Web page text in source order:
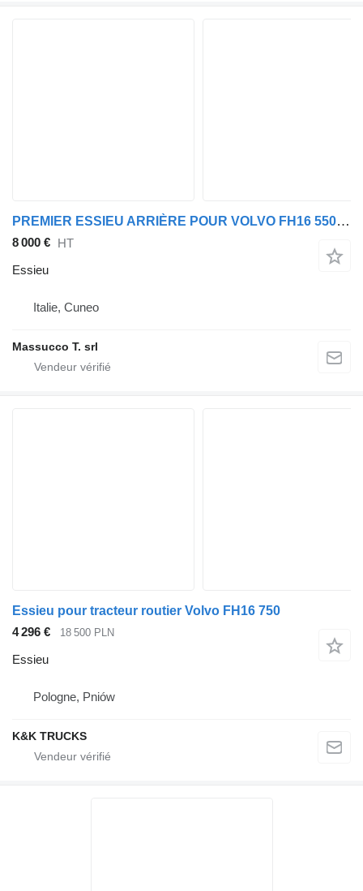
PREMIER ESSIEU ARRIÈRE POUR VOLVO FH16 550 6x4 pour tracteur routier Volvo FH16 550 6x4
8 000 € HT
Essieu
Italie, Cuneo
Massucco T. srl
Essieu pour tracteur routier Volvo FH16 750
4 296 €
18 500 PLN
Essieu
Pologne, Pniów
K&K TRUCKS